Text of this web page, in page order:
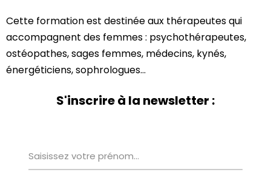
Cette formation est destinée aux thérapeutes qui
accompagnent des femmes : psychothérapeutes,
ostéopathes, sages femmes, médecins, kynés,
énergéticiens, sophrologues…
S'inscrire à la newsletter :